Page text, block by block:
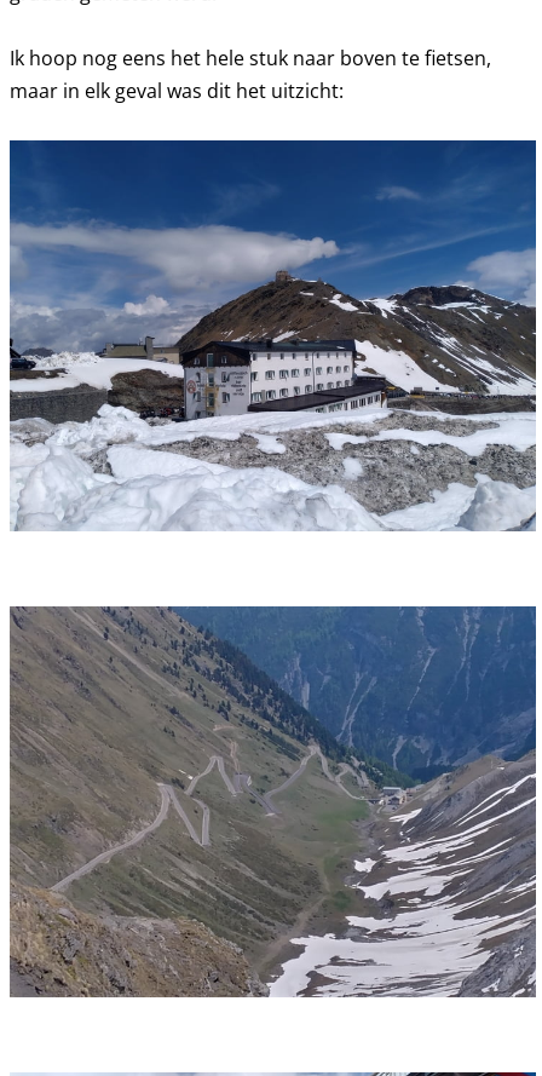
Ik hoop nog eens het hele stuk naar boven te fietsen,
maar in elk geval was dit het uitzicht: